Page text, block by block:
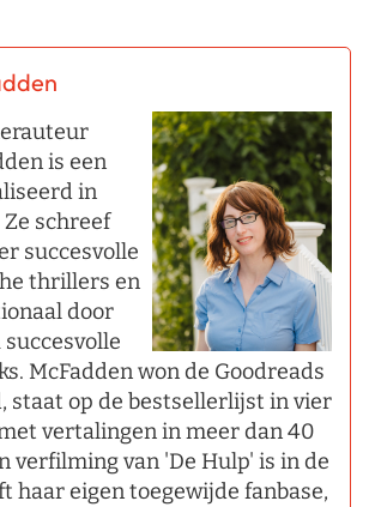
is een
in
schreef
succesvolle
thrillers en
door
McFadden won de Goodreads
staat op de bestsellerlijst in vier
vertalingen in meer dan 40
verfilming van 'De Hulp' is in de
haar eigen toegewijde fanbase,